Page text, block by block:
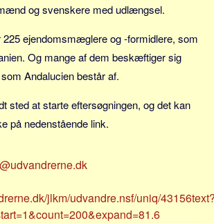
og svenskere med udlængsel.
225 ejendomsmæglere og -formidlere, som
Og mange af dem beskæftiger sig
Andalucien består af.
sted at starte eftersøgningen, og det kan
på nedenstående link.
jlkm/udvandre.nsf/uniq/